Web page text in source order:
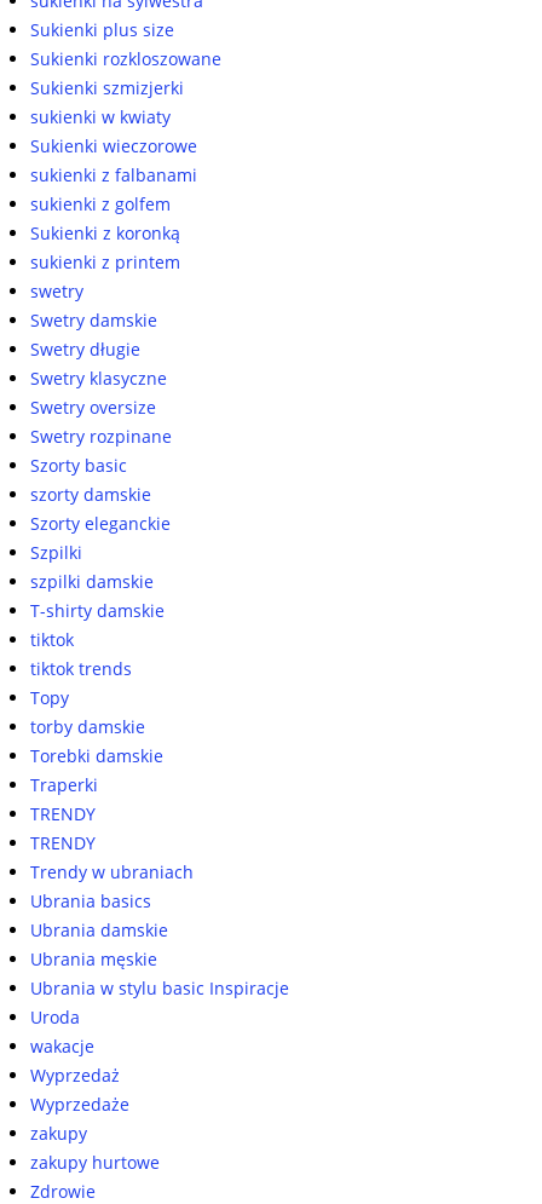
Sukienki plus size
Sukienki rozkloszowane
Sukienki szmizjerki
sukienki w kwiaty
Sukienki wieczorowe
sukienki z falbanami
sukienki z golfem
Sukienki z koronką
sukienki z printem
swetry
Swetry damskie
Swetry długie
Swetry klasyczne
Swetry oversize
Swetry rozpinane
Szorty basic
szorty damskie
Szorty eleganckie
Szpilki
szpilki damskie
T-shirty damskie
tiktok
tiktok trends
Topy
torby damskie
Torebki damskie
Traperki
TRENDY
TRENDY
Trendy w ubraniach
Ubrania basics
Ubrania damskie
Ubrania męskie
Ubrania w stylu basic Inspiracje
Uroda
wakacje
Wyprzedaż
Wyprzedaże
zakupy
zakupy hurtowe
Zdrowie